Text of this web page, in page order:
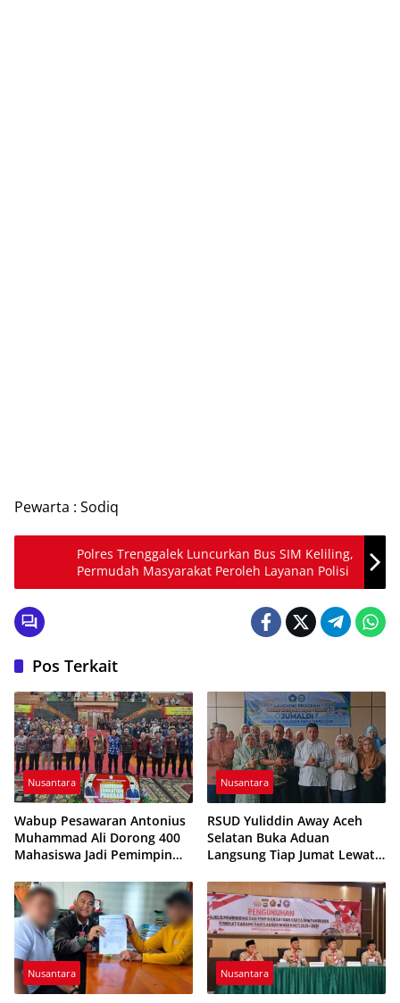
Pewarta : Sodiq
Polres Trenggalek Luncurkan Bus SIM Keliling,
Permudah Masyarakat Peroleh Layanan Polisi
Pos Terkait
Nusantara
Wabup Pesawaran Antonius
Muhammad Ali Dorong 400
Mahasiswa Jadi Pemimpin
Nusantara
RSUD Yuliddin Away Aceh
Selatan Buka Aduan
Langsung Tiap Jumat Lewat
Nusantara Nusantara